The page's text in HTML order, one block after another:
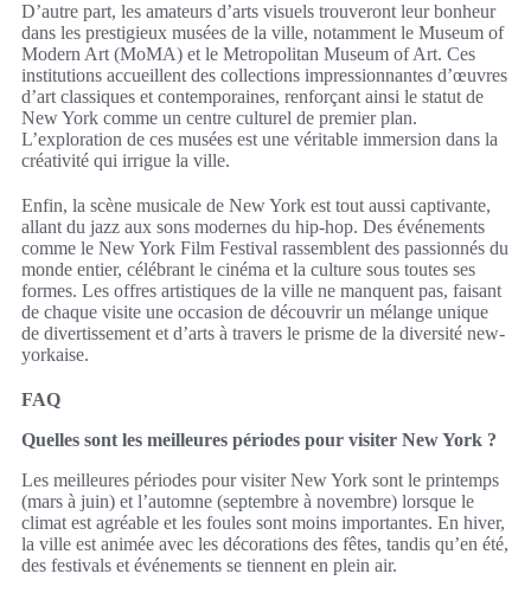
D’autre part, les amateurs d’arts visuels trouveront leur bonheur
dans les prestigieux musées de la ville, notamment le Museum of
Modern Art (MoMA) et le Metropolitan Museum of Art. Ces
institutions accueillent des collections impressionnantes d’œuvres
d’art classiques et contemporaines, renforçant ainsi le statut de
New York comme un centre culturel de premier plan.
L’exploration de ces musées est une véritable immersion dans la
créativité qui irrigue la ville.
Enfin, la scène musicale de New York est tout aussi captivante,
allant du jazz aux sons modernes du hip-hop. Des événements
comme le New York Film Festival rassemblent des passionnés du
monde entier, célébrant le cinéma et la culture sous toutes ses
formes. Les offres artistiques de la ville ne manquent pas, faisant
de chaque visite une occasion de découvrir un mélange unique
de divertissement et d’arts à travers le prisme de la diversité new-
yorkaise.
FAQ
Quelles sont les meilleures périodes pour visiter New York ?
Les meilleures périodes pour visiter New York sont le printemps
(mars à juin) et l’automne (septembre à novembre) lorsque le
climat est agréable et les foules sont moins importantes. En hiver,
la ville est animée avec les décorations des fêtes, tandis qu’en été,
des festivals et événements se tiennent en plein air.